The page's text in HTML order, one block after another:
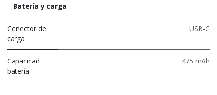
Batería y carga
Conector de
carga
USB-C
Capacidad
batería
475 mAh